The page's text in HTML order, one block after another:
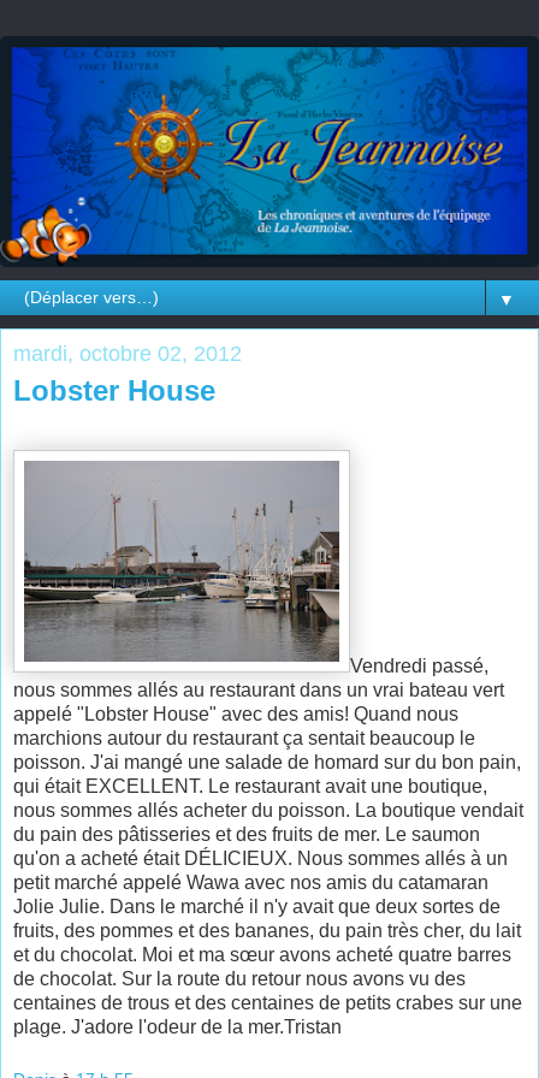
▼
mardi, octobre 02, 2012
Lobster House
Vendredi passé,
nous sommes allés au restaurant dans un vrai bateau vert
appelé "Lobster House" avec des amis! Quand nous
marchions autour du restaurant ça sentait beaucoup le
poisson. J'ai mangé une salade de homard sur du bon pain,
qui était EXCELLENT. Le restaurant avait une boutique,
nous sommes allés acheter du poisson. La boutique vendait
du pain des pâtisseries et des fruits de mer. Le saumon
qu'on a acheté était DÉLICIEUX. Nous sommes allés à un
petit marché appelé Wawa avec nos amis du catamaran
Jolie Julie. Dans le marché il n'y avait que deux sortes de
fruits, des pommes et des bananes, du pain très cher, du lait
et du chocolat. Moi et ma sœur avons acheté quatre barres
de chocolat. Sur la route du retour nous avons vu des
centaines de trous et des centaines de petits crabes sur une
plage. J'adore l'odeur de la mer.Tristan